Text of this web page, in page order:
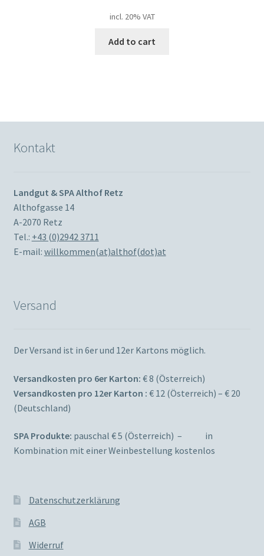
incl. 20% VAT
Add to cart
Kontakt
Landgut & SPA Althof Retz
Althofgasse 14
A-2070 Retz
Tel.: +43 (0)2942 3711
E-mail: willkommen(at)althof(dot)at
Versand
Der Versand ist in 6er und 12er Kartons möglich.
Versandkosten pro 6er Karton: € 8 (Österreich)
Versandkosten pro 12er Karton : € 12 (Österreich) – € 20
(Deutschland)
SPA Produkte: pauschal € 5 (Österreich) – in
Kombination mit einer Weinbestellung kostenlos
Datenschutzerklärung
AGB
Widerruf